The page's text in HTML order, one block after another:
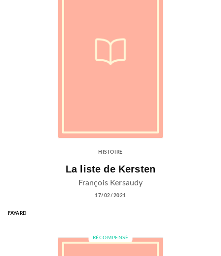
HISTOIRE
La liste de Kersten
François Kersaudy
17/02/2021
FAYARD
RÉCOMPENSÉ